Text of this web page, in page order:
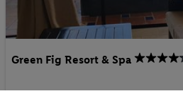
Green Fig Resort & Spa